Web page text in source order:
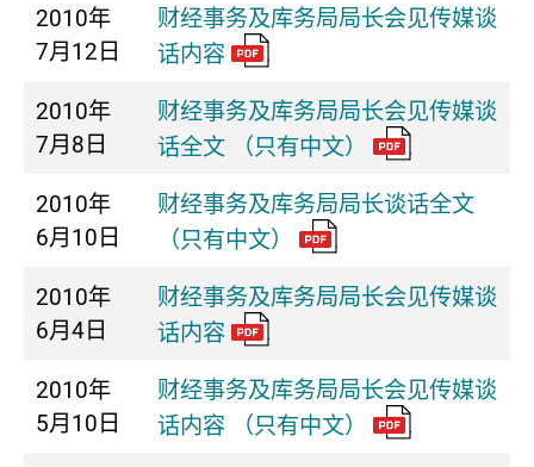
2010年
7月12日
财经事务及库务局局长会见传媒谈
话内容
2010年
7月8日
财经事务及库务局局长会见传媒谈
话全文 （只有中文）
2010年
6月10日
财经事务及库务局局长谈话全文
（只有中文）
2010年
6月4日
财经事务及库务局局长会见传媒谈
话内容
2010年
5月10日
财经事务及库务局局长会见传媒谈
话内容 （只有中文）